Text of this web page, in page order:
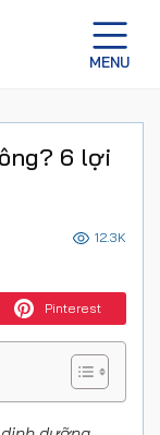
6 lợi
12.3K
Pinterest